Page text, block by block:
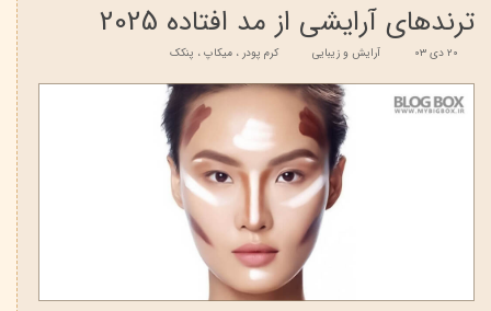
ترندهای آرایشی از مد افتاده 2025
۲۰ دی ۰۳ آرایش و زیبایی کرم پودر ، میکاپ ، پنکک